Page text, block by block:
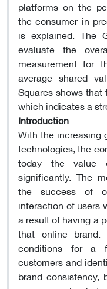
platforms on the
the consumer in
is explained. The
evaluate the
measurement for
average shared
Squares shows
which indicates a
Introduction
With the increasing
technologies, the
today the value
significantly. The
the success of
interaction of users
a result of having a
that online
conditions for a
customers and
brand consistency,